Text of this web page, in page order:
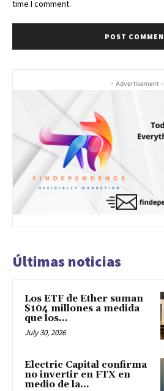
time I comment.
- Advertisement -
Últimas noticias
Los ETF de Ether suman
$104 millones a medida
que los...
July 30, 2026
Electric Capital confirma
no invertir en FTX en
medio de la...